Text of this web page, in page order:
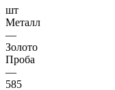
шт
Металл
—
Золото
Проба
—
585